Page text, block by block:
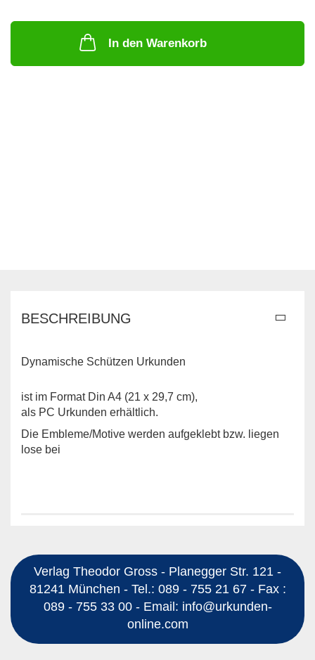
In den Warenkorb
BESCHREIBUNG
Dynamische Schützen Urkunden
ist im Format Din A4 (21 x 29,7 cm),
als PC Urkunden erhältlich.
Die Embleme/Motive werden aufgeklebt bzw. liegen
lose bei
Verlag Theodor Gross - Planegger Str. 121 -
81241 München - Tel.: 089 - 755 21 67 - Fax :
089 - 755 33 00 - Email: info@urkunden-
online.com